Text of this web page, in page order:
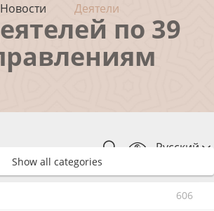
Новости Деятели
Русский
по 39
Show all categories
606